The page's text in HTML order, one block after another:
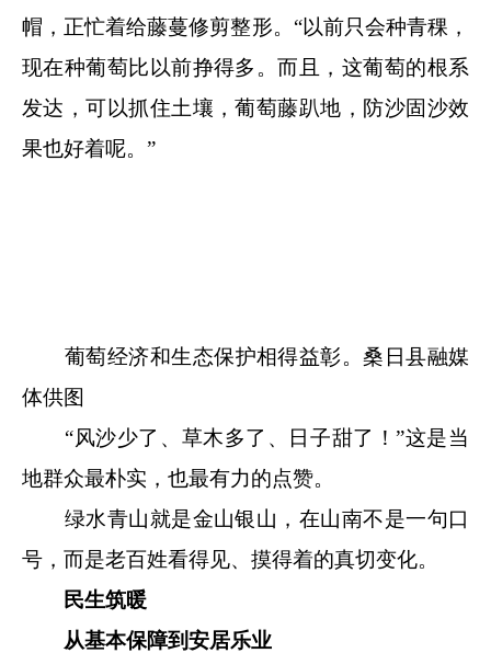
帽，正忙着给藤蔓修剪整形。“以前只会种青稞，
现在种葡萄比以前挣得多。而且，这葡萄的根系
发达，可以抓住土壤，葡萄藤趴地，防沙固沙效
果也好着呢。”
葡萄经济和生态保护相得益彰。桑日县融媒
体供图
“风沙少了、草木多了、日子甜了！”这是当
地群众最朴实，也最有力的点赞。
绿水青山就是金山银山，在山南不是一句口
号，而是老百姓看得见、摸得着的真切变化。
民生筑暖
从基本保障到安居乐业